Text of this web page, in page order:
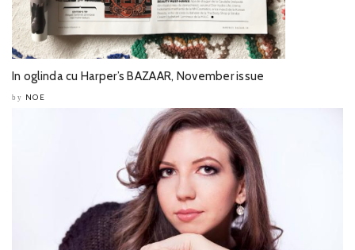
In oglinda cu Harper’s BAZAAR, November issue
by NOE